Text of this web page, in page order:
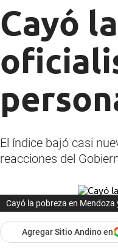
Cayó
El índice bajó casi
reacciones del
Cayó la pobreza en Mendoza
Agregar Sitio Andino en